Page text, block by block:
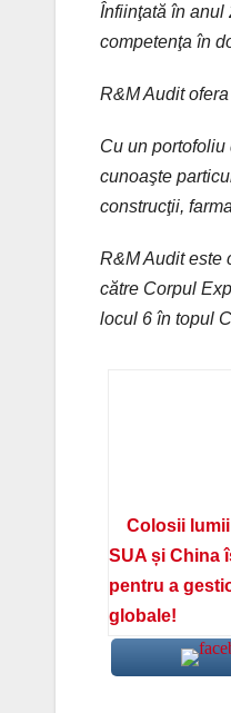
Înfiinţată în anul
competenţa în
R&M Audit
Cu un
cunoaşte
construcţii,
R&M Audit este
către Corpul
locul 6 în topul
Colosii
SUA și China
pentru a
globale!